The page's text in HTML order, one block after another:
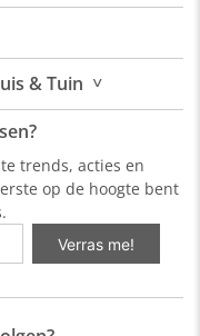
& Tuin ˅
trends, acties en
op de hoogte bent
Verras me!